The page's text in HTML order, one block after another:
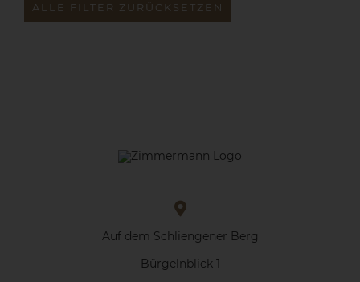
ALLE FILTER ZURÜCKSETZEN
Auf dem Schliengener Berg
Bürgelnblick 1